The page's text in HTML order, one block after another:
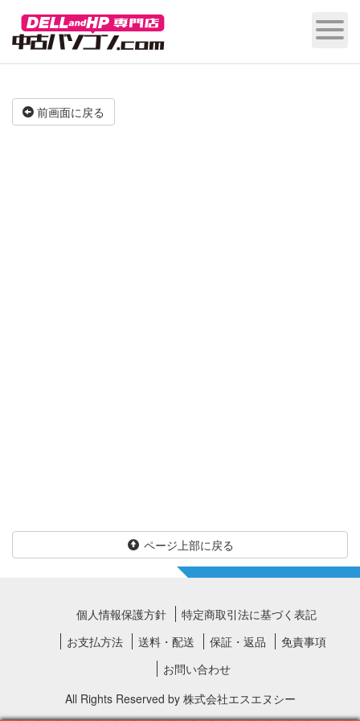
前画面に戻る
ページ上部に戻る
個人情報保護方針
特定商取引法に基づく表記
お支払方法
送料・配送 保証・返品
免責事項
お問い合わせ
All Rights Reserved by 株式会社エスエヌシー